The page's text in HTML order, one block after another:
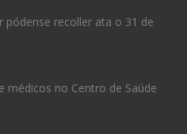
pódense recoller ata o 31 de
médicos no Centro de Saúde